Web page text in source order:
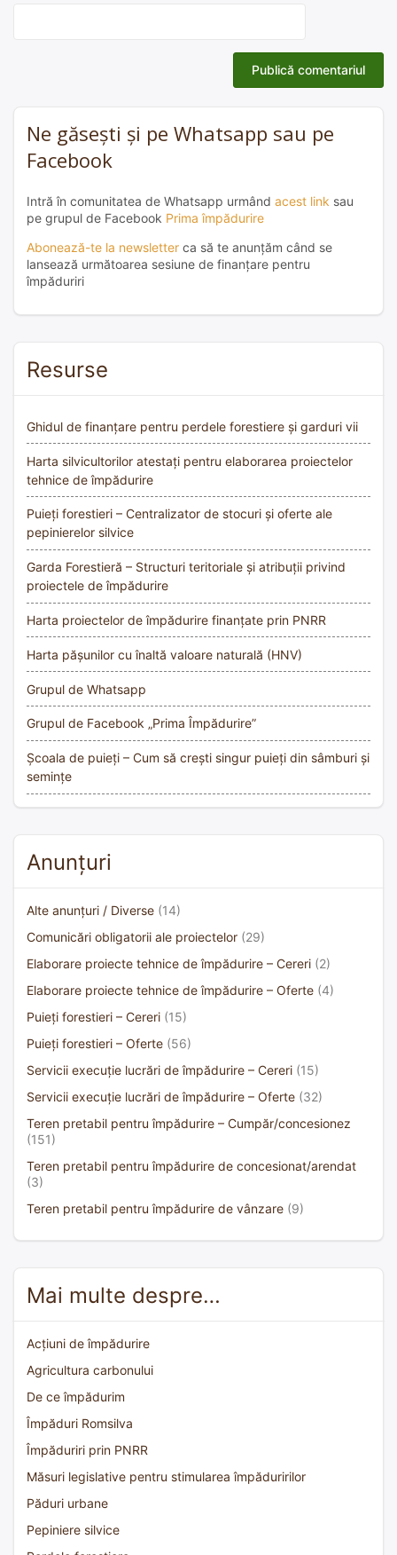
Ne găsești și pe Whatsapp sau pe
Facebook
Intră în comunitatea de Whatsapp urmând acest link sau
pe grupul de Facebook Prima împădurire
Abonează-te la newsletter ca să te anunțăm când se
lansează următoarea sesiune de finanțare pentru
împăduriri
Resurse
Ghidul de finanțare pentru perdele forestiere și garduri vii
Harta silvicultorilor atestați pentru elaborarea proiectelor
tehnice de împădurire
Puieți forestieri – Centralizator de stocuri și oferte ale
pepinierelor silvice
Garda Forestieră – Structuri teritoriale și atribuții privind
proiectele de împădurire
Harta proiectelor de împădurire finanțate prin PNRR
Harta pășunilor cu înaltă valoare naturală (HNV)
Grupul de Whatsapp
Grupul de Facebook „Prima Împădurire”
Școala de puieți – Cum să crești singur puieți din sâmburi și
semințe
Anunțuri
Alte anunțuri / Diverse (14)
Comunicări obligatorii ale proiectelor (29)
Elaborare proiecte tehnice de împădurire – Cereri (2)
Elaborare proiecte tehnice de împădurire – Oferte (4)
Puieți forestieri – Cereri (15)
Puieți forestieri – Oferte (56)
Servicii execuție lucrări de împădurire – Cereri (15)
Servicii execuție lucrări de împădurire – Oferte (32)
Teren pretabil pentru împădurire – Cumpăr/concesionez
(151)
Teren pretabil pentru împădurire de concesionat/arendat
(3)
Teren pretabil pentru împădurire de vânzare (9)
Mai multe despre…
Acțiuni de împădurire
Agricultura carbonului
De ce împădurim
Împăduri Romsilva
Împăduriri prin PNRR
Măsuri legislative pentru stimularea împăduririlor
Păduri urbane
Pepiniere silvice